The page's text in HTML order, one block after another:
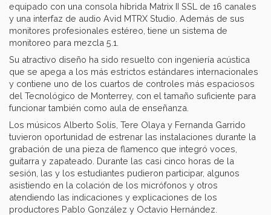
equipado con una consola híbrida Matrix II SSL de 16 canales
y una interfaz de audio Avid MTRX Studio. Además de sus
monitores profesionales estéreo, tiene un sistema de
monitoreo para mezcla 5.1.
Su atractivo diseño ha sido resuelto con ingeniería acústica
que se apega a los más estrictos estándares internacionales
y contiene uno de los cuartos de controles más espaciosos
del Tecnológico de Monterrey, con el tamaño suficiente para
funcionar también como aula de enseñanza.
Los músicos Alberto Solís, Tere Olaya y Fernanda Garrido
tuvieron oportunidad de estrenar las instalaciones durante la
grabación de una pieza de flamenco que integró voces,
guitarra y zapateado. Durante las casi cinco horas de la
sesión, las y los estudiantes pudieron participar, algunos
asistiendo en la colación de los micrófonos y otros
atendiendo las indicaciones y explicaciones de los
productores Pablo González y Octavio Hernández.